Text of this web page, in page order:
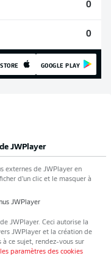
0
0
GOOGLE PLAY
JWPlayer
externes de JWPlayer en
d’un clic et le masquer à
JWPlayer
JWPlayer. Ceci autorise la
JWPlayeret la création de
à ce sujet, rendez-vous sur
paramètres des cookies